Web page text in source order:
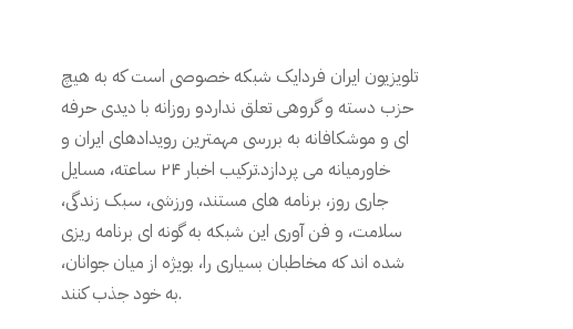
تلویزیون ایران فردایک شبکه خصوصی است که به هیچ
حزب دسته و گروهی تعلق نداردو روزانه با دیدی حرفه
ای و موشکافانه به بررسی مهمترین رویدادهای ایران و
خاورمیانه می پردازد.ترکیب اخبار ۲۴ ساعته، مسایل
جاری روز، برنامه های مستند، ورزشی، سبک زندگی،
سلامت، و فن آوری این شبکه به گونه ای برنامه ریزی
شده اند که مخاطبان بسیاری را، بویژه از میان جوانان،
به خود جذب کنند.